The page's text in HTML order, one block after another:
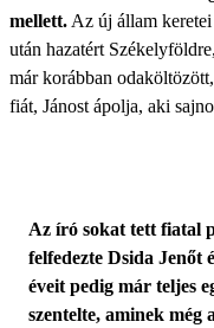
mellett. Az új állam
után hazatért
már korábban
fiát, Jánost ápolja, aki
Az író sokat tett fiatal
felfedezte Dsida Jenőt
éveit pedig már teljes
szentelte, aminek még